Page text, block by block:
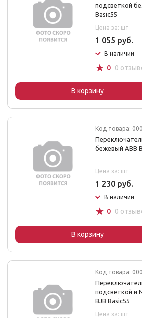
подсветкой
Basic55
Цена за: шт
1 055 руб.
В наличии
☆ 0 0
В корзину
Код товара:
бежевый ABB
Цена за: шт
1 230 руб.
В наличии
☆ 0 0
В корзину
Код товара:
подсветкой и
BJB Basic55
Цена за: шт